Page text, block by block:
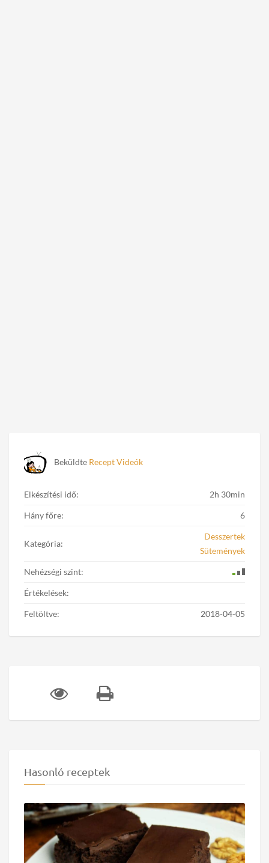
Beküldte Recept Videók
Elkészítési idő: 2h 30min
Hány főre: 6
Kategória:
Desszertek
Sütemények
Nehézségi szint:
Értékelések:
Feltöltve: 2018-04-05
Hasonló receptek